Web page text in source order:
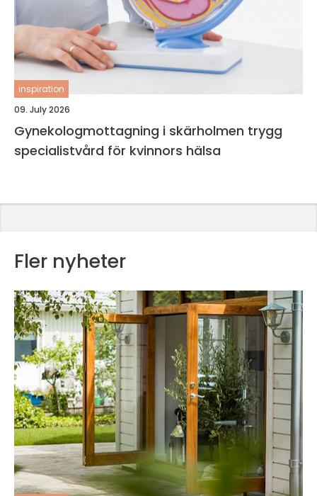
inspiration
09. July 2026
Gynekologmottagning i skärholmen trygg
specialistvård för kvinnors hälsa
Fler nyheter